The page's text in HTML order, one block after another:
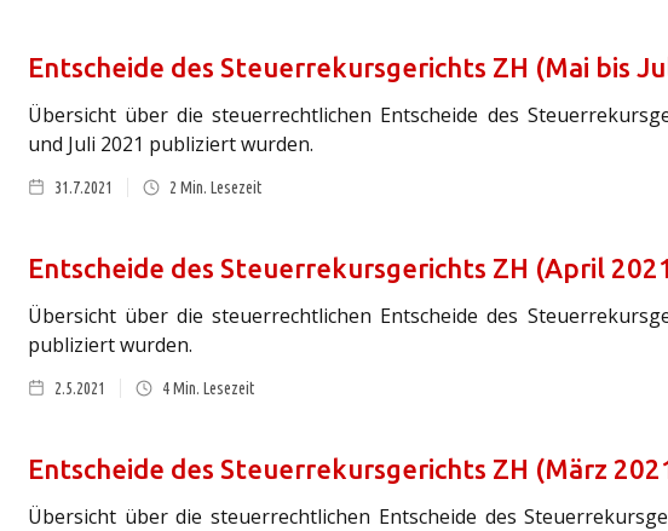
Entscheide des Steuerrekursgerichts ZH (Mai bis
Übersicht über die steuerrechtlichen Entscheide des
und Juli 2021 publiziert wurden.
31.7.2021 2 Min. Lesezeit
Entscheide des Steuerrekursgerichts ZH (April
Übersicht über die steuerrechtlichen Entscheide des
publiziert wurden.
2.5.2021 4Min. Lesezeit
Entscheide des Steuerrekursgerichts ZH (März
Übersicht über die steuerrechtlichen Entscheide des